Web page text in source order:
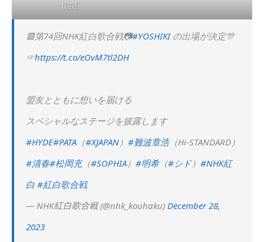
Tree）
🟥第74回NHK紅白歌合戦📷#YOSHIKIの出場が決定🎊
☞https://t.co/eOvM7tl2DH
盟友とともに想いを届ける
スペシャルなステージを披露します
#HYDE#PATA （#XJAPAN） #難波章浩（Hi-STANDARD）
#清春#松岡充（#SOPHIA） #明希（#シド） #NHK紅
白 #紅白歌合戦
— NHK紅白歌合戦 (@nhk_kouhaku) December 28,
2023